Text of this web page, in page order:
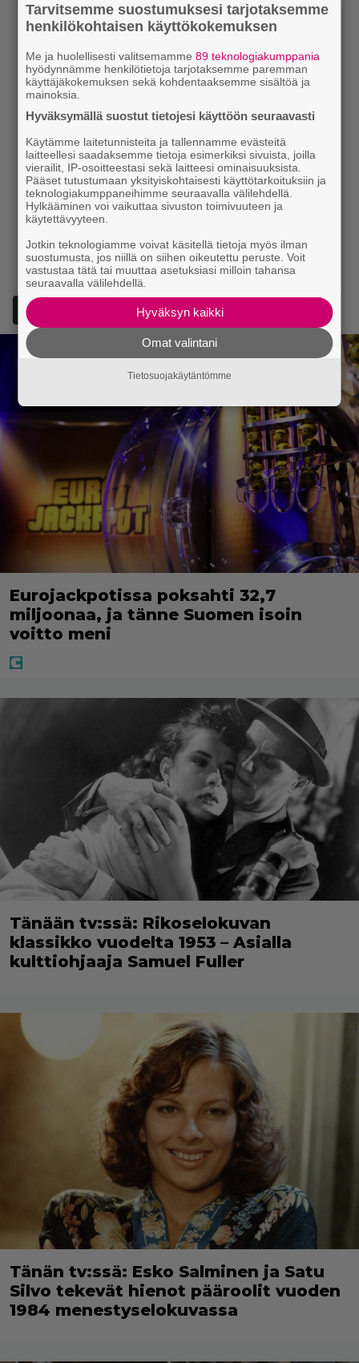
Lisää Episodi Googlen suosituksi lähteeksi
Eurojackpotissa poksahti 32,7
miljoonaa, ja tänne Suomen isoin
voitto meni
Tänään tv:ssä: Rikoselokuvan
klassikko vuodelta 1953 – Asialla
kulttiohjaaja Samuel Fuller
Tänän tv:ssä: Esko Salminen ja Satu
Silvo tekevät hienot pääroolit vuoden
1984 menestyselokuvassa
Tarvitsemme suostumuksesi tarjotaksemme
henkilökohtaisen käyttökokemuksen
Me ja huolellisesti valitsemamme89 teknologiakumppania
hyödynnämme henkilötietoja tarjotaksemme paremman
käyttäjäkokemuksen sekä kohdentaaksemme sisältöä ja
mainoksia.
Hyväksymällä suostut tietojesi käyttöön seuraavasti
Käytämme laitetunnisteita ja tallennamme evästeitä
laitteellesi saadaksemme tietoja esimerkiksi sivuista, joilla
vierailit, IP-osoitteestasi sekä laitteesi ominaisuuksista.
Pääset tutustumaan yksityiskohtaisesti käyttötarkoituksiin ja
teknologiakumppaneihimme seuraavalla välilehdellä.
Hylkääminen voi vaikuttaa sivuston toimivuuteen ja
käytettävyyteen.
Jotkin teknologiamme voivat käsitellä tietoja myös ilman
suostumusta, jos niillä on siihen oikeutettu peruste. Voit
vastustaa tätä tai muuttaa asetuksiasi milloin tahansa
seuraavalla välilehdellä.
Hyväksyn kaikki
Omat valintani
Tietosuojakäytäntömme